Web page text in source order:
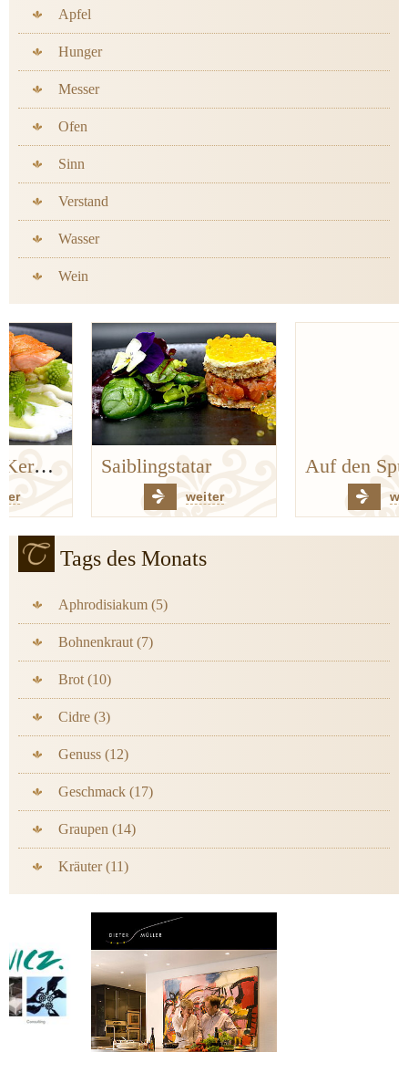
Apfel
Hunger
Messer
Ofen
Sinn
Verstand
Wasser
Wein
Saiblingstatar Auf den Spuren der Bergischen Küchenklassiker
Tags des Monats
Aphrodisiakum (5)
Bohnenkraut (7)
Brot (10)
Cidre (3)
Genuss (12)
Geschmack (17)
Graupen (14)
Kräuter (11)